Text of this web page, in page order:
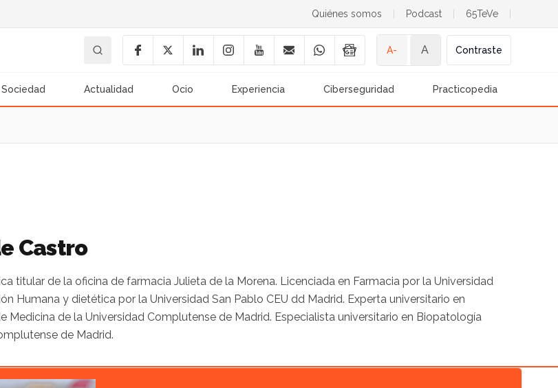
Quiénes somos Podcast 65TeVe
A- A Contraste
Sociedad Actualidad Ocio Experiencia Ciberseguridad Practicopedia
Castro
titular de la oficina de farmacia Julieta de la Morena. Licenciada en Farmacia por la Universidad
Humana y dietética por la Universidad San Pablo CEU dd Madrid. Experta universitario en
de la Universidad Complutense de Madrid. Especialista universitario en Biopatología
de Madrid.